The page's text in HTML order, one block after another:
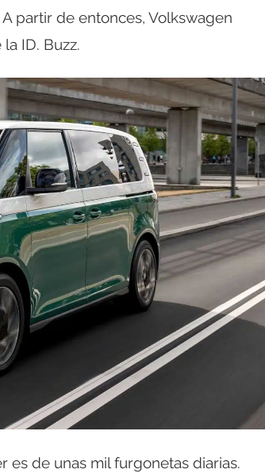
partir de entonces, Volkswagen
ID. Buzz.
de unas mil furgonetas diarias.